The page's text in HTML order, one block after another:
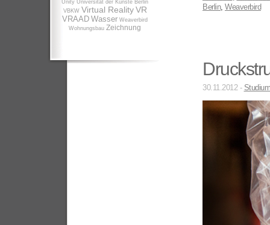
Unity Universität der Künste Berlin
VBKW Virtual Reality VR
VRAAD Wasser Weaverbird
Wohnungsbau Zeichnung
Berlin, Weaverbird
30.11.2012 - Studium